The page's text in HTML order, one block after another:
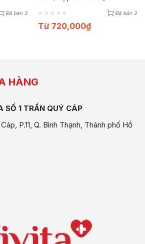
Đã bán 3 Đã bán 3
Từ 720,000₫
HÀNG
SỐ 1 TRẦN QUÝ CÁP
P.11, Q. Bình Thạnh, Thành phố Hồ